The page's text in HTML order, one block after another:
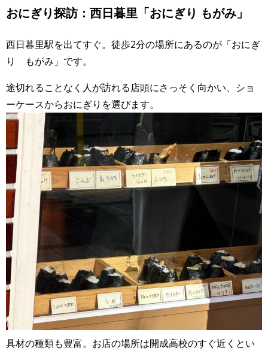
おにぎり探訪：西日暮里「おにぎり もがみ」
西日暮里駅を出てすぐ。徒歩2分の場所にあるのが「おにぎ
り もがみ」です。
途切れることなく人が訪れる店頭にさっそく向かい、ショ
ーケースからおにぎりを選びます。
具材の種類も豊富。お店の場所は開成高校のすぐ近くとい